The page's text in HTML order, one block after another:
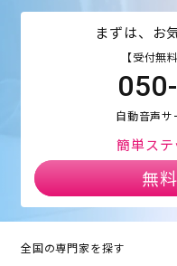
まずは、お
【受付無
自動音声
簡単ス
無
全国の専門家を探す